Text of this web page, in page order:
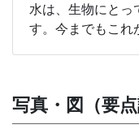
水は、生物にとっ
す。今までもこれ
写真・図（要点